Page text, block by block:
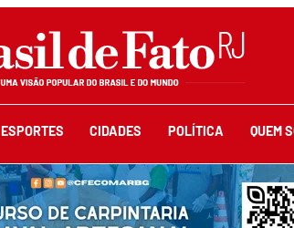
ESPORTES CIDADES POLÍTICA QUEM